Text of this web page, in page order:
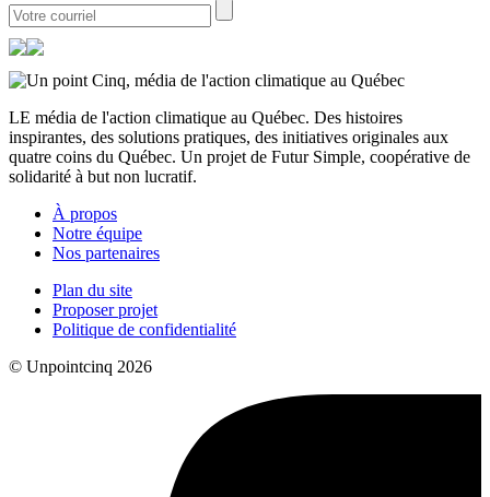
LE média de l'action climatique au Québec. Des histoires
inspirantes, des solutions pratiques, des initiatives originales aux
quatre coins du Québec. Un projet de Futur Simple, coopérative de
solidarité à but non lucratif.
À propos
Notre équipe
Nos partenaires
Plan du site
Proposer projet
Politique de confidentialité
© Unpointcinq 2026